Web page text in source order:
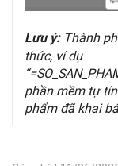
Lưu ý:Thành
thức, ví dụ
phần mềm tự
phẩm đã khai